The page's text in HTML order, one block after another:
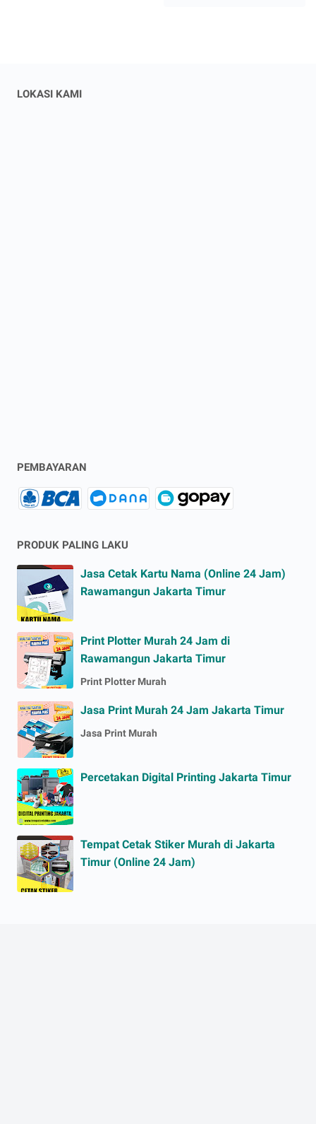
LOKASI KAMI
PEMBAYARAN
PRODUK PALING LAKU
Jasa Cetak Kartu Nama (Online 24 Jam)
Rawamangun Jakarta Timur
Print Plotter Murah 24 Jam di
Rawamangun Jakarta Timur
Print Plotter Murah
Jasa Print Murah 24 Jam Jakarta Timur
Jasa Print Murah
Percetakan Digital Printing Jakarta Timur
Tempat Cetak Stiker Murah di Jakarta
Timur (Online 24 Jam)